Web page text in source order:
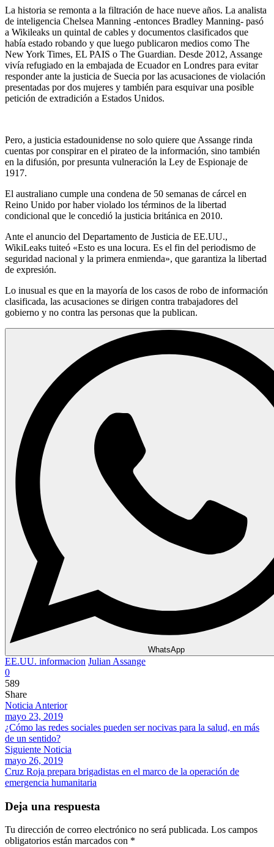
La historia se remonta a la filtración de hace nueve años. La analista
de inteligencia Chelsea Manning -entonces Bradley Manning- pasó
a Wikileaks un quintal de cables y documentos clasificados que
había estado robando y que luego publicaron medios como The
New York Times, EL PAIS o The Guardian. Desde 2012, Assange
vivía refugiado en la embajada de Ecuador en Londres para evitar
responder ante la justicia de Suecia por las acusaciones de violación
presentadas por dos mujeres y también para esquivar una posible
petición de extradición a Estados Unidos.
Pero, a justicia estadounidense no solo quiere que Assange rinda
cuentas por conspirar en el pirateo de la información, sino también
en la difusión, por presunta vulneración la Ley de Espionaje de
1917.
El australiano cumple una condena de 50 semanas de cárcel en
Reino Unido por haber violado los términos de la libertad
condicional que le concedió la justicia británica en 2010.
Ante el anuncio del Departamento de Justicia de EE.UU.,
WikiLeaks tuiteó «Esto es una locura. Es el fin del periodismo de
seguridad nacional y la primera enmienda», que garantiza la libertad
de expresión.
Lo inusual es que en la mayoría de los casos de robo de información
clasificada, las acusaciones se dirigen contra trabajadores del
gobierno y no contra las personas que la publican.
WhatsApp
EE.UU. informacion Julian Assange
0
589
Share
Noticia Anterior
mayo 23, 2019
¿Cómo las redes sociales pueden ser nocivas para la salud, en más
de un sentido?
Siguiente Noticia
mayo 26, 2019
Cruz Roja prepara brigadistas en el marco de la operación de
emergencia humanitaria
Deja una respuesta
Tu dirección de correo electrónico no será publicada. Los campos
obligatorios están marcados con *